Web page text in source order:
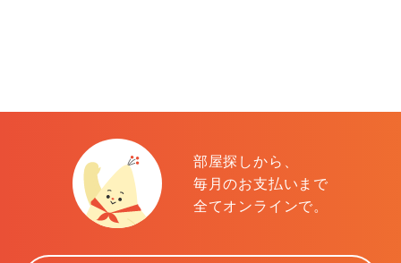
部屋探しから、
毎月のお支払いまで
全てオンラインで。